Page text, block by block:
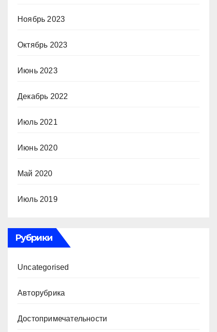
Ноябрь 2023
Октябрь 2023
Июнь 2023
Декабрь 2022
Июль 2021
Июнь 2020
Май 2020
Июль 2019
Рубрики
Uncategorised
Авторубрика
Достопримечательности